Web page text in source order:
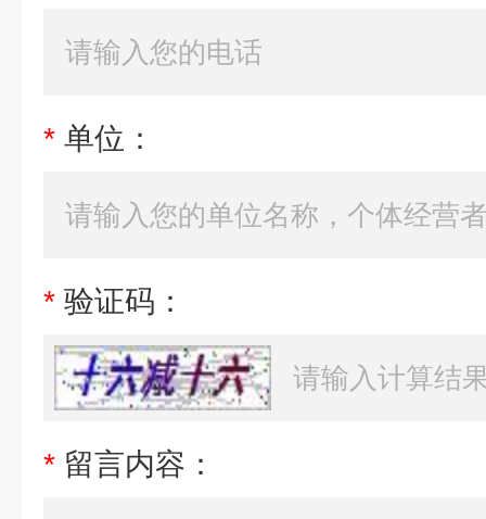
* 单位：
* 验证码：
* 留言内容：